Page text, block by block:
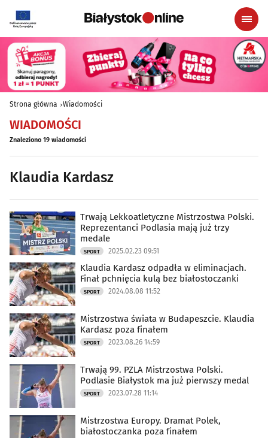
Strona główna Wiadomości
WIADOMOŚCI
Znaleziono 19 wiadomości
Klaudia Kardasz
Trwają Lekkoatletyczne Mistrzostwa Polski.
Reprezentanci Podlasia mają już trzy
medale
SPORT 2025.02.23 09:51
Klaudia Kardasz odpadła w eliminacjach.
Finał pchnięcia kulą bez białostoczanki
SPORT 2024.08.08 11:52
Mistrzostwa świata w Budapeszcie. Klaudia
Kardasz poza finałem
SPORT 2023.08.26 14:59
Trwają 99. PZLA Mistrzostwa Polski.
Podlasie Białystok ma już pierwszy medal
SPORT 2023.07.28 11:14
Mistrzostwa Europy. Dramat Polek,
białostoczanka poza finałem